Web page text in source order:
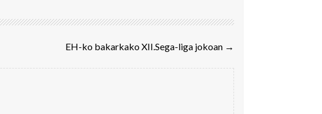
EH-ko bakarkako XII.Sega-liga jokoan →